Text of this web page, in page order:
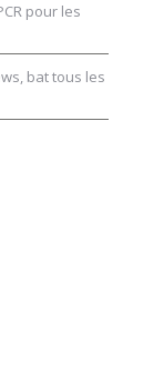
pour les
bat tous les